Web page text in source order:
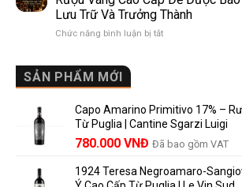
Hiểu
Người
nhau
và
vì
lựa
chọn
đáng
Bouteille
au
Château
nhãn
rượu
vang
và
những
Lưu Trữ Và Trưởng Thành
Chức năng bình luận bị tắtở
Được
Bao
Lâu?
Hướng
Lưu
SẢN PHẨM MỚI
Capo Amarino Primitivo 17% –
Từ Puglia | Cantine Sgarzi Luigi
Giá
là:
780.000 VNĐ Giá
tại
Đã bao gồm VAT
1924 Teresa Negroamaro-